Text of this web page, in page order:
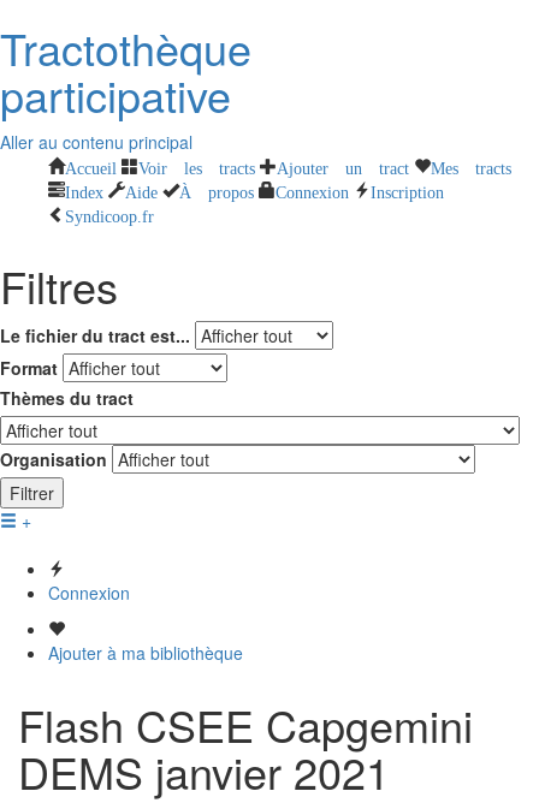
Tractothèque
participative
Aller au contenu principal
Accueil Voir les tracts Ajouter un tract
Mes tracts
Index
Aide À propos Connexion
Inscription
Syndicoop.fr
Filtres
Le fichier du tract est...
Format
Thèmes du tract
Organisation
Filtrer
+
Connexion
Ajouter à ma bibliothèque
Flash CSEE Capgemini
DEMS janvier 2021